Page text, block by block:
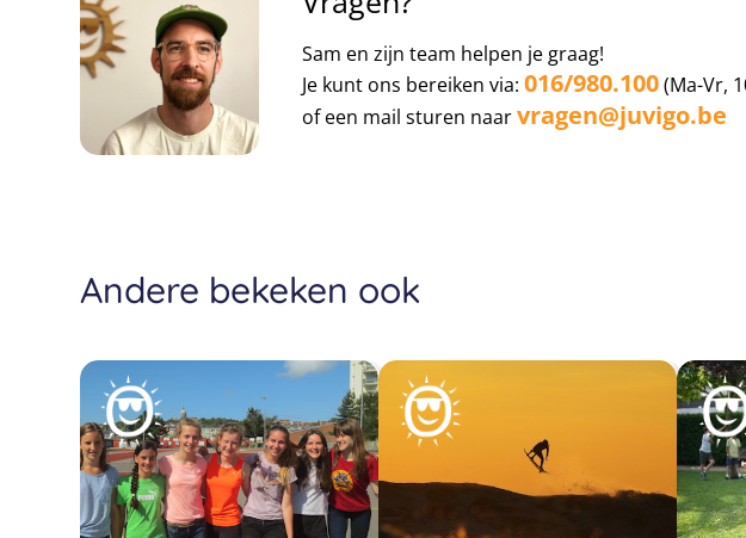
Sam en zijn team helpen je graag!
Je kunt ons bereiken via:016/980.100(Ma-Vr,
of een mail sturen naarvragen@juvigo.be
Andere bekeken ook